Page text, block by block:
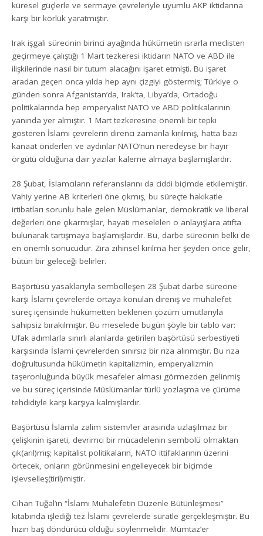
küresel güçlerle ve sermaye çevreleriyle uyumlu AKP iktidarına
karşı bir körlük yaratmıştır.
Irak işgali sürecinin birinci ayağında hükümetin ısrarla meclisten
geçirmeye çalıştığı 1 Mart tezkeresi iktidarın NATO ve ABD ile
ilişkilerinde nasıl bir tutum alacağını işaret etmişti. Bu işaret
aradan geçen onca yılda hep aynı çizgiyi göstermiş; Türkiye o
günden sonra Afganistan’da, Irak’ta, Libya’da, Ortadoğu
politikalarında hep emperyalist NATO ve ABD politikalarının
yanında yer almıştır. 1 Mart tezkeresine önemli bir tepki
gösteren İslami çevrelerin direnci zamanla kırılmış, hatta bazı
kanaat önderleri ve aydınlar NATO’nun neredeyse bir hayır
örgütü olduğuna dair yazılar kaleme almaya başlamışlardır.
28 Şubat, İslamcıların referanslarını da ciddi biçimde etkilemiştir.
Vahiy yerine AB kriterleri öne çıkmış, bu süreçte hakikatle
irtibatları sorunlu hale gelen Müslümanlar, demokratik ve liberal
değerleri öne çıkarmışlar, hayati meseleleri o anlayışlara atıfta
bulunarak tartışmaya başlamışlardır. Bu, darbe sürecinin belki de
en önemli sonucudur. Zira zihinsel kırılma her şeyden önce gelir,
bütün bir geleceği belirler.
Başörtüsü yasaklarıyla sembolleşen 28 Şubat darbe sürecine
karşı İslami çevrelerde ortaya konulan direniş ve muhalefet
süreç içerisinde hükümetten beklenen çözüm umutlarıyla
sahipsiz bırakılmıştır. Bu meselede bugün şöyle bir tablo var:
Ufak adımlarla sınırlı alanlarda getirilen başörtüsü serbestiyeti
karşısında İslami çevrelerden sınırsız bir rıza alınmıştır. Bu rıza
doğrultusunda hükümetin kapitalizmin, emperyalizmin
taşeronluğunda büyük mesafeler alması görmezden gelinmiş
ve bu süreç içerisinde Müslümanlar türlü yozlaşma ve çürüme
tehdidiyle karşı karşıya kalmışlardır.
Başörtüsü İslamla zalim sistem/ler arasında uzlaşılmaz bir
çelişkinin işareti, devrimci bir mücadelenin sembolü olmaktan
çık(arıl)mış; kapitalist politikaların, NATO ittifaklarının üzerini
örtecek, onların görünmesini engelleyecek bir biçimde
işlevselleş(tiril)miştir.
Cihan Tuğal’ın “İslami Muhalefetin Düzenle Bütünleşmesi”
kitabında işlediği tez İslami çevrelerde süratle gerçekleşmiştir. Bu
hızın baş döndürücü olduğu söylenmelidir. Mümtaz’er